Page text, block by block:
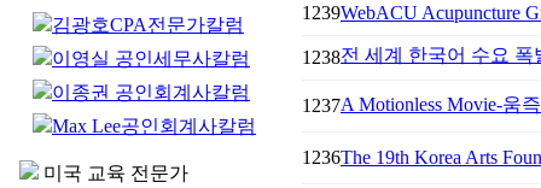
김광호CPA전문가칼럼
이영실 공인세무사칼럼
이종권 공인회계사칼럼
Max Lee공인회계사칼럼
미국 교육 전문가
1239WebACU Acupuncture
1238전 세계 한국어 수요
1237A Motionless Movie-움
1236The 19th Korea Arts